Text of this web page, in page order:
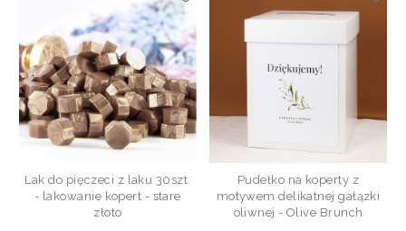
Lak do pięczeci z laku 30szt.
- lakowanie kopert - stare
złoto
Pudełko na koperty z
motywem delikatnej gałązki
oliwnej - Olive Brunch